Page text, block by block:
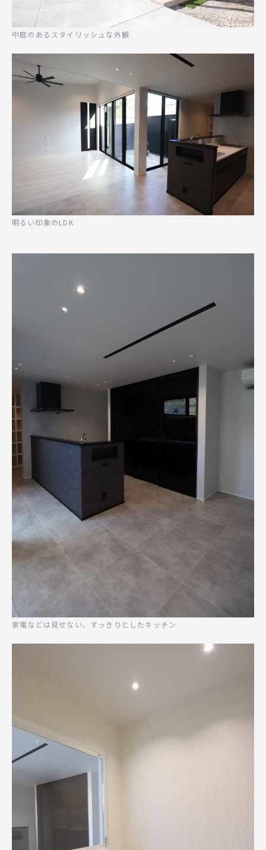
中庭のあるスタイリッシュな外観
明るい印象のLDK
家電などは見せない、すっきりとしたキッチン